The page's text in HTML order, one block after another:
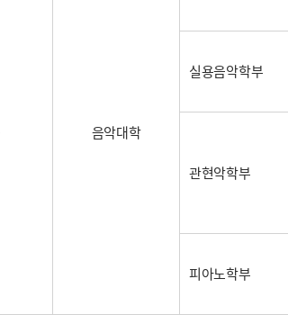
음악대학
실용음악학부
관현악학부
피아노학부